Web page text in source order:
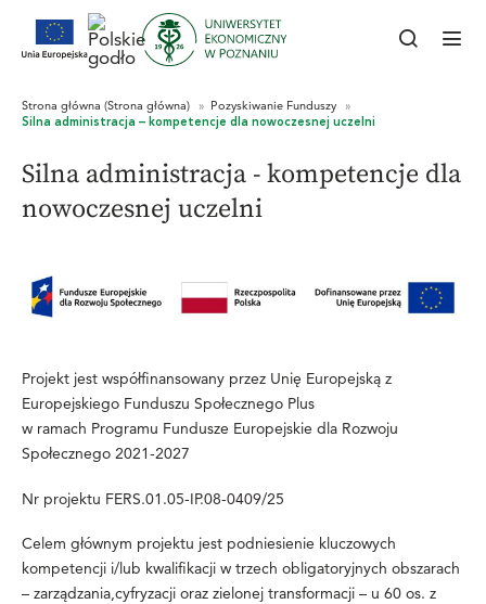
Silna administracja - kompetencje dla
nowoczesnej uczelni
Projekt jest współfinansowany przez Unię Europejską z
Europejskiego Funduszu Społecznego Plus
w ramach Programu Fundusze Europejskie dla Rozwoju
Społecznego 2021-2027
Nr projektu FERS.01.05-IP.08-0409/25
Celem głównym projektu jest podniesienie kluczowych
kompetencji i/lub kwalifikacji w trzech obligatoryjnych obszarach
– zarządzania,cyfryzacji oraz zielonej transformacji – u 60 os. z